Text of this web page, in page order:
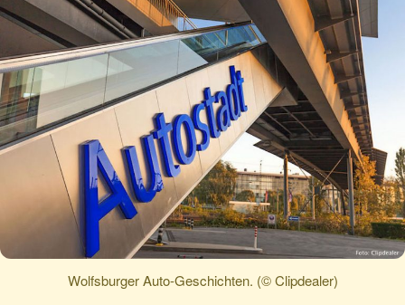
Wolfsburger Auto-Geschichten. (© Clipdealer)